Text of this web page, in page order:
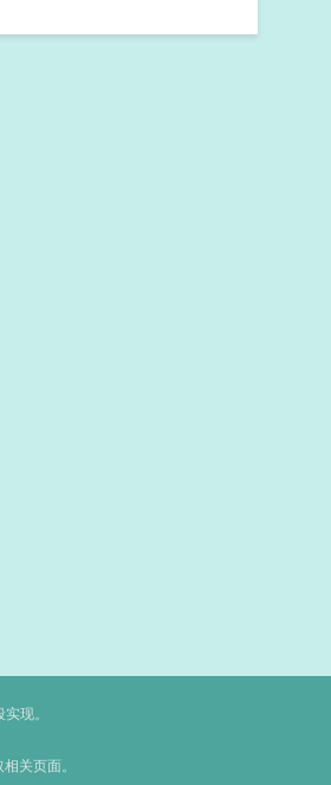
现。
关页面。